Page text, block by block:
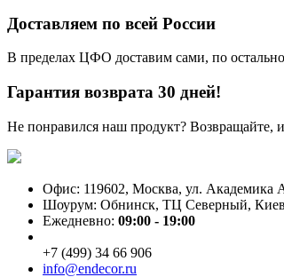
Доставляем по всей России
В пределах ЦФО доставим сами, по
Гарантия возврата 30 дней!
Не понравился наш продукт? Возвращайте,
Офис: 119602, Москва, ул. Академика
Шоурум: Обнинск, ТЦ Северный,
Ежедневно: 09:00 - 19:00
+7 (499) 34 66 906
info@endecor.ru